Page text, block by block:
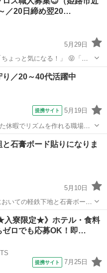
タン、 もしくはお電話番号か
／20日締め翌20…
5月29日
気になる！」 😝「ま
ｖ━━━━━━╯ そんな方
タン、 もしくはお電話番号か
／20～40代活躍中
提携サイト 5月19日
休暇でリズムを作れる職場。
工場勤務でも安心して取り組
石膏ボード貼りになりま
5月10日
いての軽鉄下地と石膏ボード
一人前の職人を目指して頑張
入寮限定★》ホテル・食料
ロでも応募OK！即…
提携サイト 7月25日